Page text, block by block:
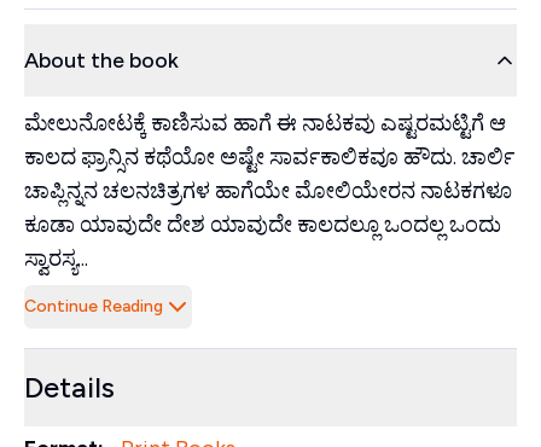
About the book
ಮೇಲುನೋಟಕ್ಕೆ ಕಾಣಿಸುವ ಹಾಗೆ ಈ ನಾಟಕವು ಎಷ್ಟರಮಟ್ಟಿಗೆ ಆ
ಕಾಲದ ಫ್ರಾನ್ಸಿನ ಕಥೆಯೋ ಅಷ್ಟೇ ಸಾರ್ವಕಾಲಿಕವೂ ಹೌದು. ಚಾರ್ಲಿ
ಚಾಪ್ಲಿನ್ನನ ಚಲನಚಿತ್ರಗಳ ಹಾಗೆಯೇ ಮೋಲಿಯೇರನ ನಾಟಕಗಳೂ
ಕೂಡಾ ಯಾವುದೇ ದೇಶ ಯಾವುದೇ ಕಾಲದಲ್ಲೂ ಒಂದಲ್ಲ ಒಂದು
ಸ್ವಾರಸ್ಯ...
Continue Reading
Details